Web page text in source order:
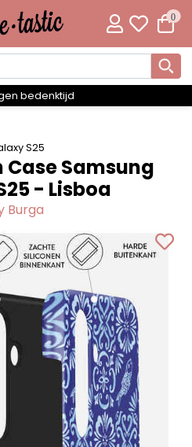
0
unieke designs
S25
Case Samsung
- Lisboa
Burga